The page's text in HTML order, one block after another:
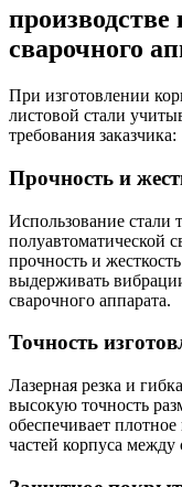
производстве
сварочного
При изготовлении
листовой стали
требования заказчика:
Прочность и
Использование
полуавтоматической
прочность и
выдерживать
сварочного аппарата.
Точность
Лазерная резка и
высокую точность
обеспечивает
частей корпуса между